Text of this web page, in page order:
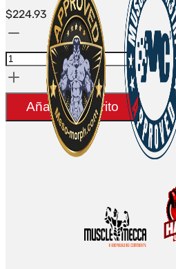
$224.93
Cantidad
Ara-
-
10mg
Añadir al carrito